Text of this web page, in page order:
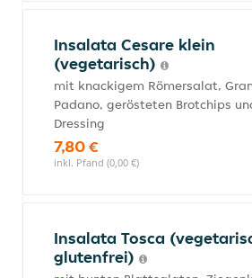
Insalata Cesare klein
(vegetarisch)
mit knackigem Römersalat,
Padano, gerösteten Brotchips
Dressing
7,80 €
inkl. Pfand (0,00 €)
Insalata Tosca
glutenfrei)